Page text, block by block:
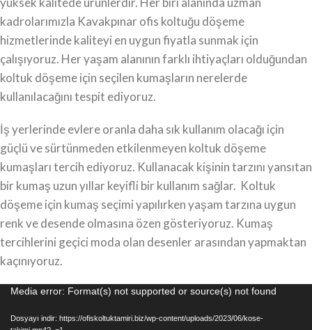
kadrolarımızla Kavakpınar ofis koltuğu döşeme
hizmetlerinde kaliteyi en uygun fiyatla sunmak için
çalışıyoruz. Her yaşam alanının farklı ihtiyaçları olduğundan
koltuk döşeme için seçilen kumaşların nerelerde
kullanılacağını tespit ediyoruz.
İş yerlerinde evlere oranla daha sık kullanım olacağı için
güçlü ve sürtünmeden etkilenmeyen koltuk döşeme
kumaşları tercih ediyoruz. Kullanacak kişinin tarzını yansıtan
bir kumaş uzun yıllar keyifli bir kullanım sağlar. Koltuk
döşeme için kumaş seçimi yapılırken yaşam tarzına uygun
renk ve desende olmasına özen gösteriyoruz. Kumaş
tercihlerini geçici moda olan desenler arasından yapmaktan
kaçınıyoruz.
Video
Media error: Format(s) not supported or source(s) not found
Dosyayı indir: https://ofiskoltuktamiri.biz/wp-content/uploads/2023/06/kose-